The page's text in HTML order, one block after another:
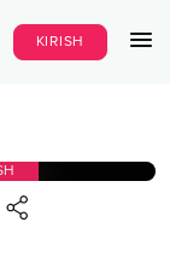
KIRISH